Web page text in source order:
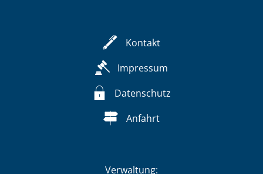
Kontakt
Impressum
Datenschutz
Anfahrt
Verwaltung: